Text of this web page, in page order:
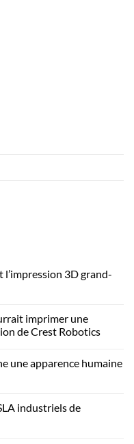
l’impression 3D grand-
imprimer une
de Crest Robotics
une apparence humaine
industriels de